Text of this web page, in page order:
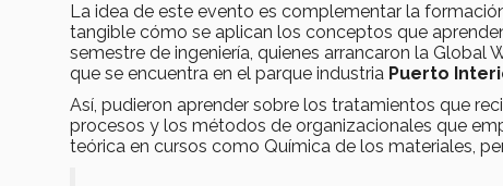
La idea de este evento es complementar la
tangible cómo se aplican los conceptos que
semestre de ingeniería, quienes arrancaron la Global
que se encuentra en el parque industria Puerto
Así, pudieron aprender sobre los tratamientos que
procesos y los métodos de organizacionales que
teórica en cursos como Química de los materiales,